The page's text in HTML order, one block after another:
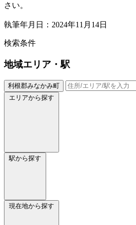
さい。
執筆年月日：2024年11月14日
検索条件
地域エリア・駅
利根郡みなかみ町
エリアから探す
駅から探す
現在地から探す